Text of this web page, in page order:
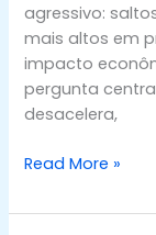
agressivo:
mais altos em
impacto
pergunta
desacelera,
Read More »